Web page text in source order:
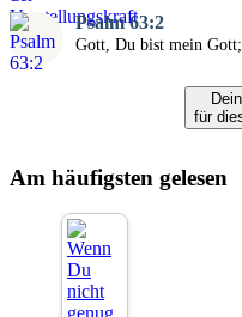
Psalm 63:2
Gott, Du bist mein
für
Am häufigsten gelesen